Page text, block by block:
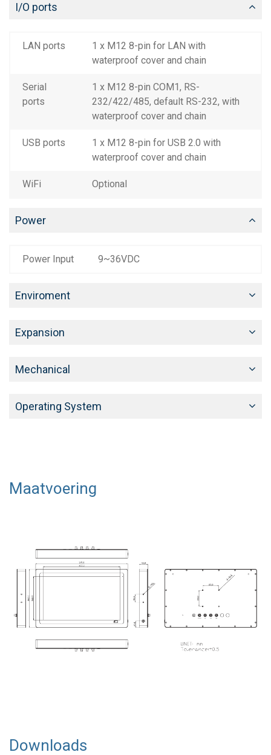
I/O ports
LAN ports
1 x M12 8-pin for LAN with
waterproof cover and chain
Serial
ports
1 x M12 8-pin COM1, RS-
232/422/485, default RS-232, with
waterproof cover and chain
USB ports
1 x M12 8-pin for USB 2.0 with
waterproof cover and chain
WiFi Optional
Power
Power Input 9~36VDC
Enviroment
Expansion
Mechanical
Operating System
Maatvoering
Downloads